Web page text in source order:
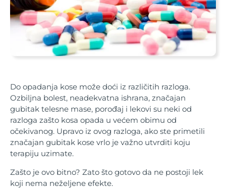
Do opadanja kose može doći iz različitih razloga.
Ozbiljna bolest, neadekvatna ishrana, značajan
gubitak telesne mase, porođaj i lekovi su neki od
razloga zašto kosa opada u većem obimu od
očekivanog. Upravo iz ovog razloga, ako ste primetili
značajan gubitak kose vrlo je važno utvrditi koju
terapiju uzimate.
Zašto je ovo bitno? Zato što gotovo da ne postoji lek
koji nema neželjene efekte.